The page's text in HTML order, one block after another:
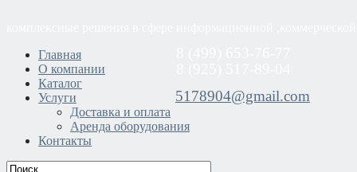
5178904@gmail.com
Главная
О компании
Каталог
Услуги
Доставка и оплата
Аренда оборудования
Контакты